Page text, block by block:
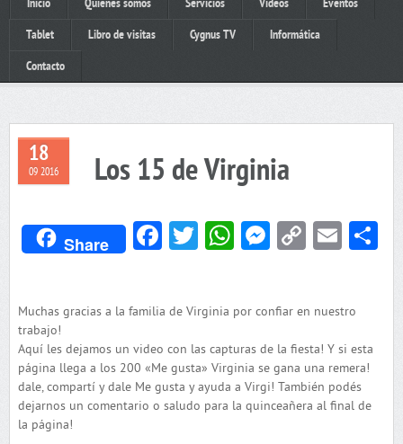
Inicio Quienes somos Servicios Videos Eventos
Tablet Libro de visitas Cygnus TV Informática
Contacto
18
09 2016 Los 15 de Virginia
Share Facebook
Twitter
WhatsApp
Messenger
Copy
Muchas gracias a la familia de Virginia por confiar en nuestro
trabajo!
Aquí les dejamos un video con las capturas de la fiesta! Y si esta
página llega a los 200 «Me gusta» Virginia se gana una remera!
dale, compartí y dale Me gusta y ayuda a Virgi! También podés
dejarnos un comentario o saludo para la quinceañera al final de
la página!